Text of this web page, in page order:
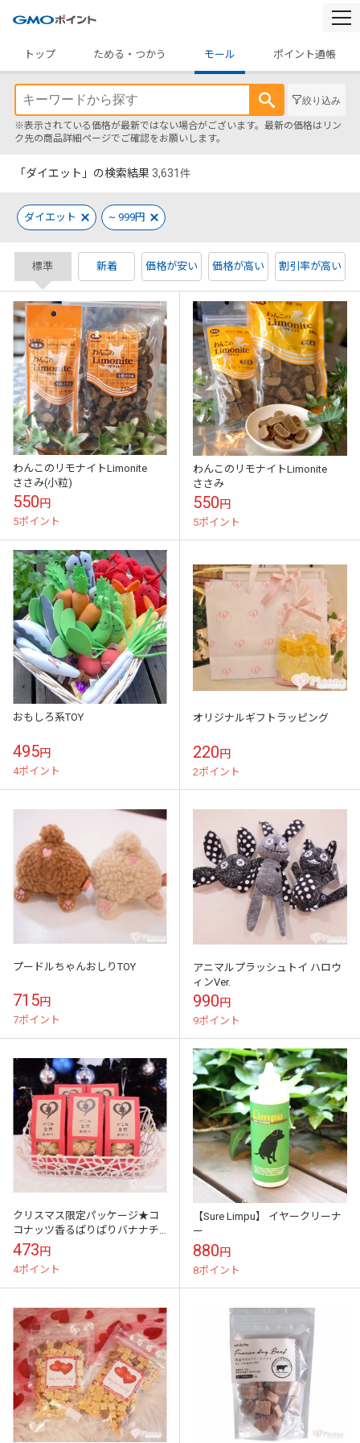
トップ
ためる・つかう モール ポイント通帳
絞り込み
※表示されている価格が最新ではない場合がございます。最新の価格はリン
ク先の商品詳細ページでご確認をお願いします。
「ダイエット」の検索結果 3,631 件
ダイエット ~ 999円
標準 新着 価格が安い 価格が高い 割引率が高い
わんこのリモナイトLimonite
ささみ(小粒)
550円
5ポイント
わんこのリモナイトLimonite
ささみ
550円
5ポイント
おもしろ系TOY
495円
4ポイント
オリジナルギフトラッピング
220円
2ポイント
プードルちゃんおしりTOY
715円
7ポイント
アニマルプラッシュトイ ハロウ
ィンVer.
990円
9ポイント
クリスマス限定パッケージ★コ
コナッツ香るぱりぱりバナナチ
ップ
473円
4ポイント
【Sure Limpu】 イヤークリーナ
ー
880円
8ポイント